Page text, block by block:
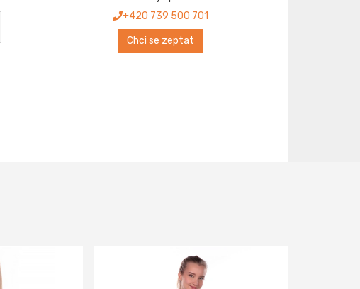
+420 739 500 701
Chci se zeptat